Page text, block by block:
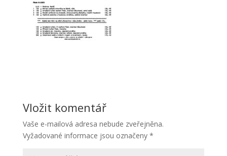
Vložit komentář
Vaše e-mailová adresa nebude zveřejněna.
Vyžadované informace jsou označeny *